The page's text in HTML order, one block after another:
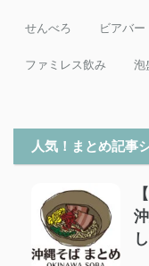
せんべろ ビアバー
ファミレス飲み 泡
人気！まとめ記事